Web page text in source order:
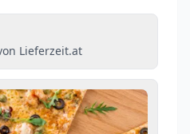
Lieferzeit.at